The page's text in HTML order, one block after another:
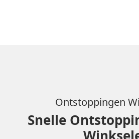
Ontstoppingen
Snelle